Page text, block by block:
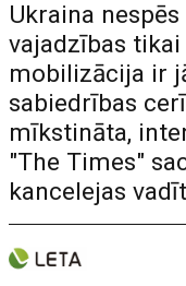
Ukraina
vajadzības
mobilizācija ir
sabiedrības
mīkstināta,
"The Times"
kancelejas